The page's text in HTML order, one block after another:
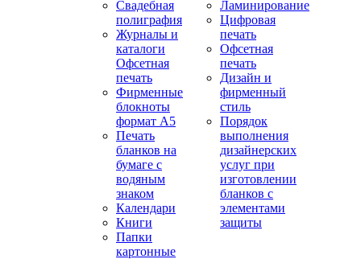
Свадебная
полиграфия
Журналы и
каталоги
Офсетная
печать
Фирменные
блокноты
формат А5
Печать
бланков на
бумаге с
водяным
знаком
Календари
Книги
Папки
картонные
Ламинирование
Цифровая
печать
Офсетная
печать
Дизайн и
фирменный
стиль
Порядок
выполнения
дизайнерских
услуг при
изготовлении
бланков с
элементами
защиты